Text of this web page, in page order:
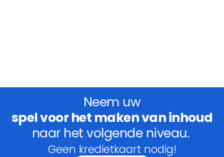
Neem uw
spel voor het maken van inhoud
naar het volgende niveau.
Geen kredietkaart nodig!